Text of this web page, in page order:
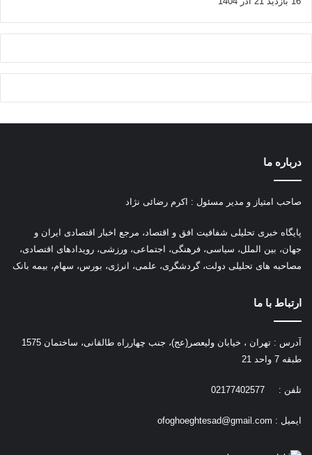
درباره ما
صاحب امتیاز و مدیر مسئول : اکرم رضائی نژاد
پایگاه خبری تحلیلی شفافیت افق و اقتصاد، مرجع اخبار اقتصادی ایران و
جهان، بین الملل، سیاسی، فرهنگی، اجتماعی، ورزشی، رویدادهای اقتصادی،
مصاحبه های تحلیلی دولت، گردشگری، علمی، انرژی، بورس، سهام، بیمه بانک
ارتباط با ما
آدرس : تهران ، خیابان ولیعصر(عج)، جنب چهارراه طالقانی، ساختمان 1575
طبقه 7 واحد 21
تلفن : 02177402577
ایمیل : ofoghoeghtesad@gmail.com